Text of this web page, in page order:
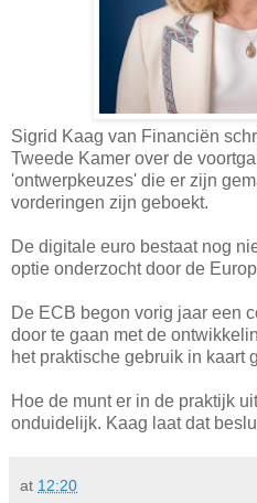
Sigrid Kaag van Financiën
Tweede Kamer over de
'ontwerpkeuzes' die er zijn
vorderingen zijn geboekt.
De digitale euro bestaat nog
optie onderzocht door de
De ECB begon vorig jaar een
door te gaan met de
het praktische gebruik in kaart
Hoe de munt er in de praktijk
onduidelijk. Kaag laat dat
at 12:20